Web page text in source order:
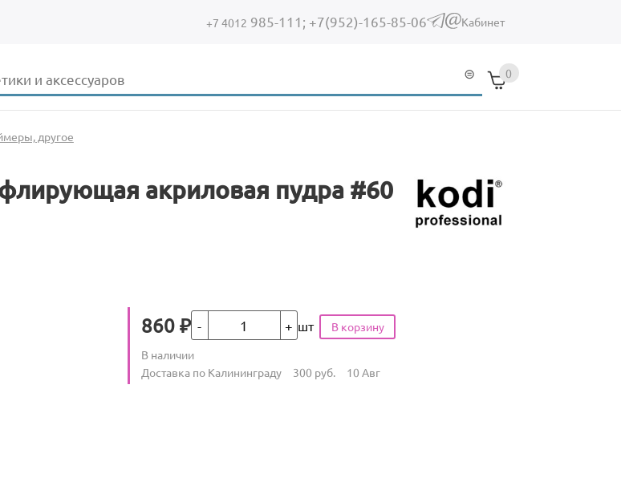
+7 4012 985-111; +7(952)-165-85-06 (link sends e-mail)
Кабинет
0
другое
акриловая пудра #60
Цена
860 ₽Кол-во шт
Количество
В наличии
Условия доставки
Доставка по Калининграду 300 руб. 10 Авг